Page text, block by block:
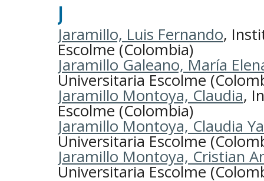
J
Jaramillo, Luis Fernando,
Escolme (Colombia)
Jaramillo Galeano, María
Universitaria Escolme
Jaramillo Montoya, Claudia,
Escolme (Colombia)
Jaramillo Montoya, Claudia
Universitaria Escolme
Jaramillo Montoya, Cristian
Universitaria Escolme